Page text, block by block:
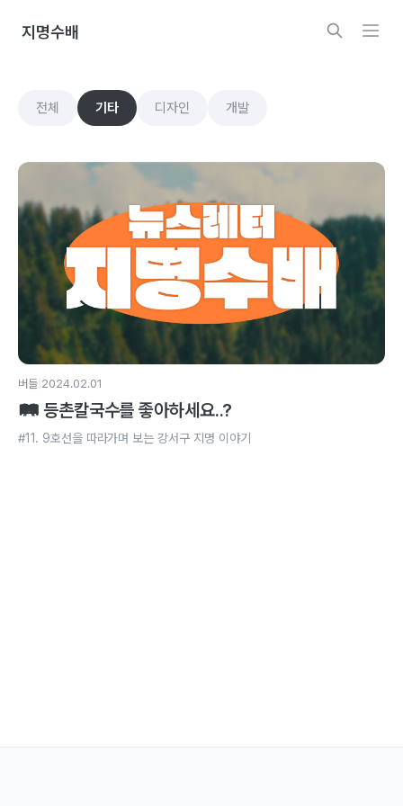
지명수배
전체 기타 디자인 개발
버들 2024.02.01
🛤️ 등촌칼국수를 좋아하세요..?
#11. 9호선을 따라가며 보는 강서구 지명 이야기